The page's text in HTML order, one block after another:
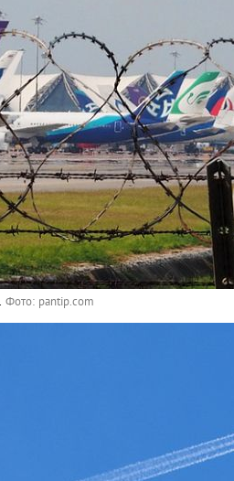
Фото: pantip.com